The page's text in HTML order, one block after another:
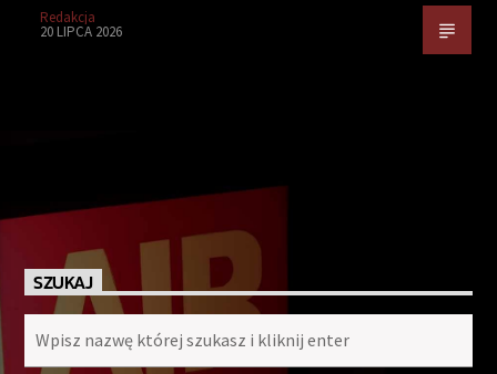
Redakcja
20 LIPCA 2026
SZUKAJ